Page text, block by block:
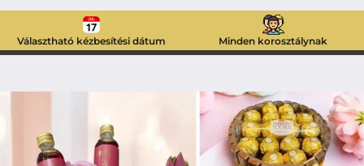
Választható kézbesítési dátum Minden korosztálynak